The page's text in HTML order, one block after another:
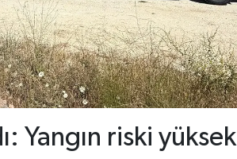
Yangın riski yüksek